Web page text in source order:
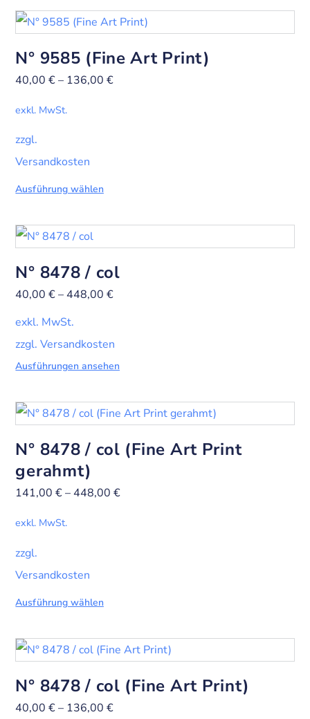
N° 9585 (Fine Art Print)
40,00€– 136,00€
exkl. MwSt.
zzgl.
Versandkosten
Ausführung wählen
N° 8478 / col
40,00€– 448,00€
exkl. MwSt.
zzgl. Versandkosten
Ausführungen ansehen
N° 8478 / col (Fine Art Print
gerahmt)
141,00€– 448,00€
exkl. MwSt.
zzgl.
Versandkosten
Ausführung wählen
N° 8478 / col (Fine Art Print)
40,00€– 136,00€